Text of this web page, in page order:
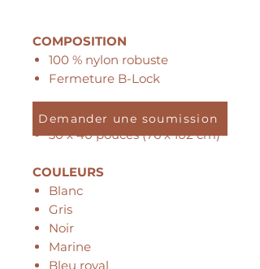
COMPOSITION
100 % nylon robuste
Fermeture B-Lock
DIMENSIONS
30 x 40 pouces (76 x 102 cm)
COULEURS
Blanc
Gris
Noir
Marine
Bleu royal
Demander une soumission